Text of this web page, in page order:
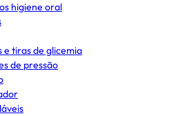
higiene oral
e tiras de glicemia
de pressão